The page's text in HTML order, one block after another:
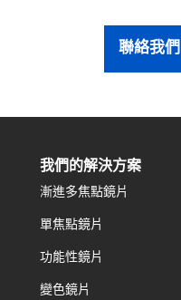
聯絡我們
我們的解決方案
漸進多焦點鏡片
單焦點鏡片
功能性鏡片
變色鏡片